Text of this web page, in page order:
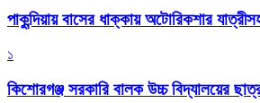
পাকুন্দিয়ায় বাসের ধাক্কায় অটোরিকশার
১
কিশোরগঞ্জ সরকারি বালক উচ্চ বিদ্যালয়ের